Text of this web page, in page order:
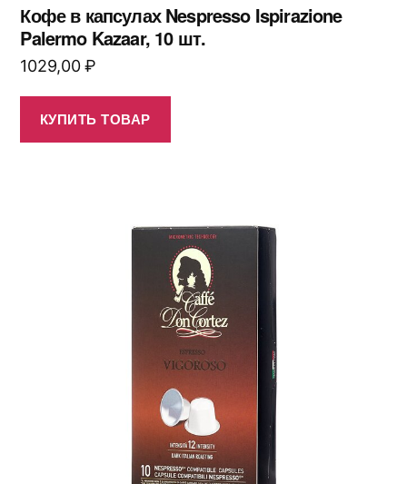
Кофе в капсулах Nespresso Ispirazione
Palermo Kazaar, 10 шт.
1029,00₽
КУПИТЬ ТОВАР